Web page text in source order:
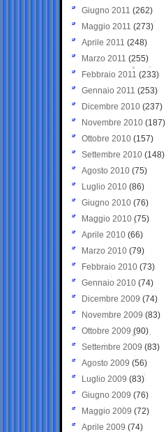
Giugno 2011 (262)
Maggio 2011 (273)
Aprile 2011 (248)
Marzo 2011 (255)
Febbraio 2011 (233)
Gennaio 2011 (253)
Dicembre 2010 (237)
Novembre 2010 (187)
Ottobre 2010 (157)
Settembre 2010 (148)
Agosto 2010 (75)
Luglio 2010 (86)
Giugno 2010 (76)
Maggio 2010 (75)
Aprile 2010 (66)
Marzo 2010 (79)
Febbraio 2010 (73)
Gennaio 2010 (74)
Dicembre 2009 (74)
Novembre 2009 (83)
Ottobre 2009 (90)
Settembre 2009 (83)
Agosto 2009 (56)
Luglio 2009 (83)
Giugno 2009 (76)
Maggio 2009 (72)
Aprile 2009 (74)